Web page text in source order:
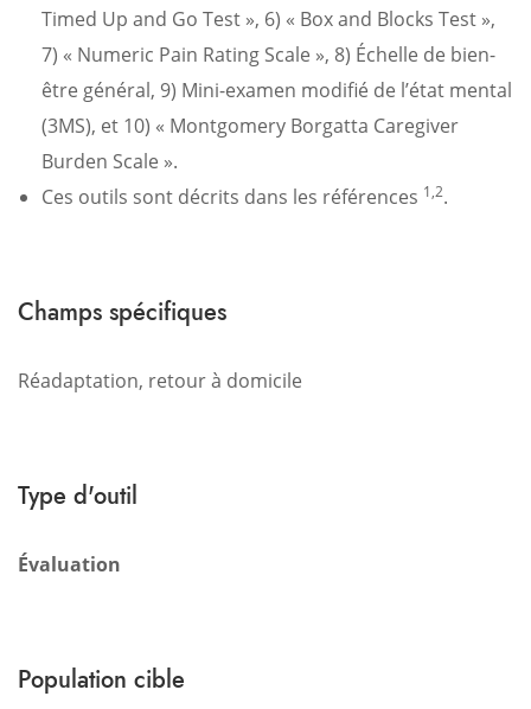
Timed Up and Go Test », 6) « Box and Blocks Test »,
7) « Numeric Pain Rating Scale », 8) Échelle de bien-
être général, 9) Mini-examen modifié de l’état mental
(3MS), et 10) « Montgomery Borgatta Caregiver
Burden Scale ».
Ces outils sont décrits dans les références 1,2.
Champs spécifiques
Réadaptation, retour à domicile
Type d'outil
Évaluation
Population cible